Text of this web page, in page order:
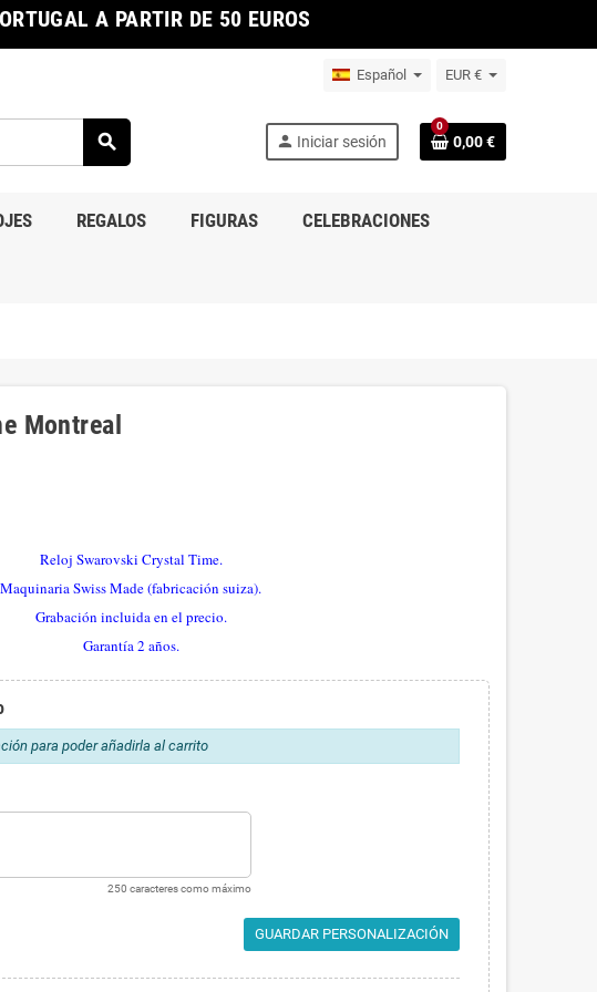
A PARTIR DE 50 EUROS
Español EUR €
search person Iniciar sesión
0
0,00 €
REGALOS FIGURAS CELEBRACIONES
Montreal
Reloj Swarovski Crystal Time.
Maquinaria Swiss Made (fabricación suiza).
Grabación incluida en el precio.
Garantía 2 años.
para poder añadirla al carrito
250 caracteres como máximo
GUARDAR PERSONALIZACIÓN